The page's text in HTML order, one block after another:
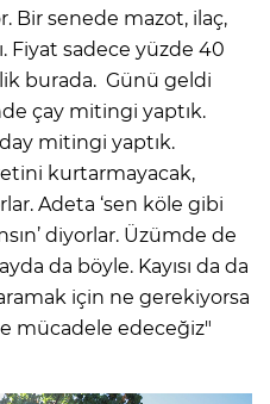
Bir senede mazot, ilaç,
Fiyat sadece yüzde 40
burada. Günü geldi
çay mitingi yaptık.
mitingi yaptık.
kurtarmayacak,
Adeta ‘sen köle gibi
diyorlar. Üzümde de
da böyle. Kayısı da da
aramak için ne gerekiyorsa
mücadele edeceğiz"